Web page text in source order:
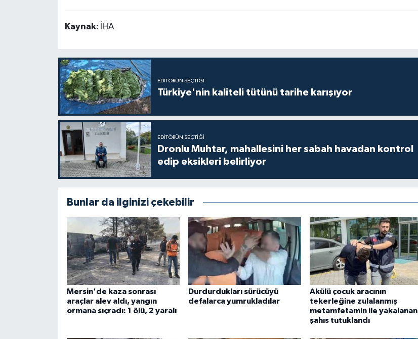
Kaynak: İHA
EDITÖRÜN SEÇTIĞI
Türkiye'nin kaliteli tütünü tarihe karışıyor
EDITÖRÜN SEÇTIĞI
Dronlu Muhtar, mahallesini her sabah havadan kontrol
edip eksikleri belirliyor
Bunlar da ilginizi çekebilir
Mersin'de kaza sonrası
araçlar alev aldı, yangın
ormana sıçradı: 1 ölü, 2 yaralı
Durdurdukları sürücüyü
defalarca yumrukladılar
Akülü çocuk aracının
tekerleğine zulalanmış
metamfetamin ile yakalanan
şahıs tutuklandı